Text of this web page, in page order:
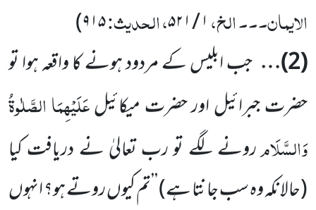
الایمان۔۔۔ الخ،۱/۵۲۱، الحدیث:۹۱۵)
(
2
)… جب ابلیس کے مردود ہونے کا واقعہ ہوا تو
حضرت جبرائیل اور حضرت میکائیلعَلَیْہِمَا الصَّلٰوۃُ
وَالسَّلَامرونے لگےتو رب تعالیٰ نے دریافت کیا
(حالانکہ وہ سب جانتا ہے)’’تم کیوں روتے ہو؟ انہوں